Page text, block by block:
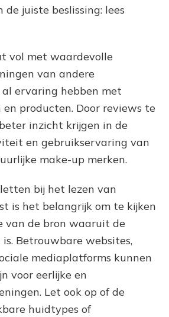
de juiste beslissing: lees
vol met waardevolle
van andere
ervaring hebben met
producten. Door reviews te
inzicht krijgen in de
en gebruikservaring van
make-up merken.
bij het lezen van
is het belangrijk om te kijken
van de bron waaruit de
Betrouwbare websites,
mediaplatforms kunnen
voor eerlijke en
Let ook op of de
huidtypes of